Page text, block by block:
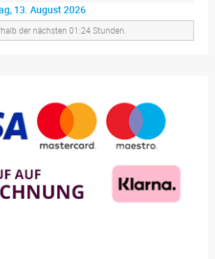
13. August 2026
der nächsten 01:24 Stunden.